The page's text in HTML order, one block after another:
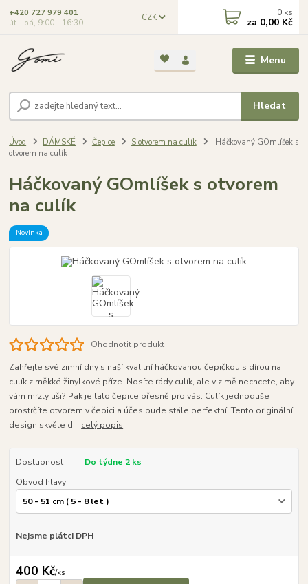
Menu
CZK
Hledat
+420 727 979 401
út - pá, 9:00 - 16:30
0 ks
za 0,00 Kč
Úvod DÁMSKÉ Čepice S otvorem na culík
Háčkovaný GOmlíšek s
otvorem na culík
Háčkovaný GOmlíšek s otvorem
na culík
Novinka
Ohodnotit produkt
Zahřejte své zimní dny s naší kvalitní háčkovanou čepičkou s dírou na
culík z měkké žinylkové příze. Nosíte rády culík, ale v zimě nechcete, aby
vám mrzly uši? Pak je tato čepice přesně pro vás. Culík jednoduše
prostrčíte otvorem v čepici a účes bude stále perfektní. Tento originální
design skvěle d... celý popis
Dostupnost
Do týdne 2 ks
Obvod hlavy
Nejsme plátci DPH
400 Kč/ks